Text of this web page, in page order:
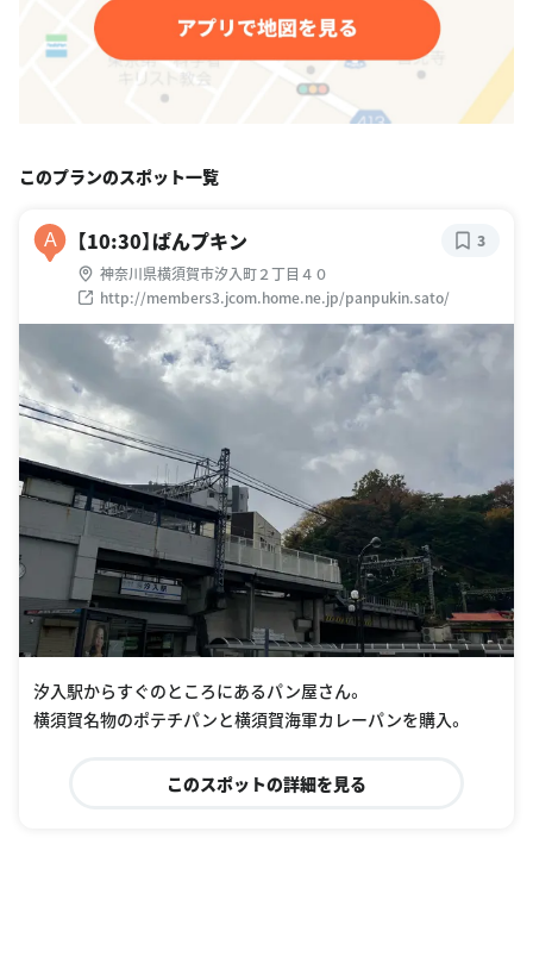
このプランのスポット一覧
A 【10:30】ぱんプキン
神奈川県横須賀市汐入町２丁目４０
http://members3.jcom.home.ne.jp/panpukin.sato/
3
汐入駅からすぐのところにあるパン屋さん。
横須賀名物のポテチパンと横須賀海軍カレーパンを購入。
このスポットの詳細を見る